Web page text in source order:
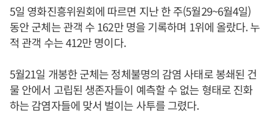
5일 영화진흥위원회에 따르면 지난 한 주(5월29~6월4일)
동안 군체는 관객 수 162만 명을 기록하며 1위에 올랐다. 누
적 관객 수는 412만 명이다.
5월21일 개봉한 군체는 정체불명의 감염 사태로 봉쇄된 건
물 안에서 고립된 생존자들이 예측할 수 없는 형태로 진화
하는 감염자들에 맞서 벌이는 사투를 그렸다.